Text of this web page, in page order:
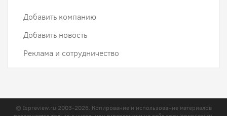
Добавить компанию
Добавить новость
Реклама и сотрудничество
© Ispreview.ru 2003-2026. Копирование и использование материалов